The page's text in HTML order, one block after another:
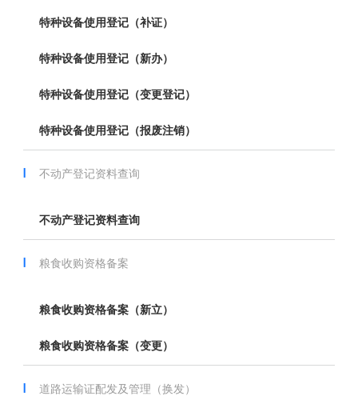
特种设备使用登记（补证）
特种设备使用登记（新办）
特种设备使用登记（变更登记）
特种设备使用登记（报废注销）
不动产登记资料查询
不动产登记资料查询
粮食收购资格备案
粮食收购资格备案（新立）
粮食收购资格备案（变更）
道路运输证配发及管理（换发）